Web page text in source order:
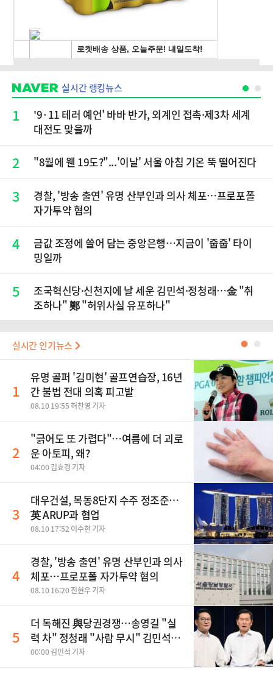
실시간 랭킹뉴스
1
'9·11 테러 예언' 바바 반가, 외계인 접촉·제3차 세계
대전도 맞을까
2 "8월에 웬 19도?"...'이날' 서울 아침 기온 뚝 떨어진다
3
경찰, '방송 출연' 유명 산부인과 의사 체포…프로포폴
자가투약 혐의
4
금값 조정에 쓸어 담는 중앙은행…지금이 '줍줍' 타이
밍일까
5
조국혁신당·신천지에 날 세운 김민석·정청래…金 "취
조하나" 鄭 "허위사실 유포하나"
실시간 인기뉴스 ●
1
유명 골퍼 '김미현' 골프연습장, 16년
간 불법 전대 의혹 피고발
08.10 19:55 허찬영 기자
2
"긁어도 또 가렵다"…여름에 더 괴로
운 아토피, 왜?
04:00 김효경 기자
3
대우건설, 목동8단지 수주 정조준…
英 ARUP과 협업
08.10 17:52 이수현 기자
4
경찰, '방송 출연' 유명 산부인과 의사
체포…프로포폴 자가투약 혐의
08.10 16:20 진현우 기자
5
더 독해진 與당권경쟁…송영길 "실
력 차" 정청래 "사람 무시" 김민석
"취조하나"(종합)
00:00 김민석 기자